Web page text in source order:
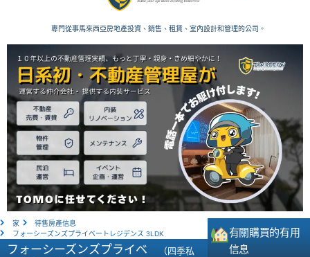
專門從事馬來西亞房地產投資、銷售、租賃、室內設計和管理的公司。
有關購買的有用
信息
家
待售房產信息
フォーシーズンズプライベートレジデンス 3LDK
フォーシーズンズプライベ
（四季私